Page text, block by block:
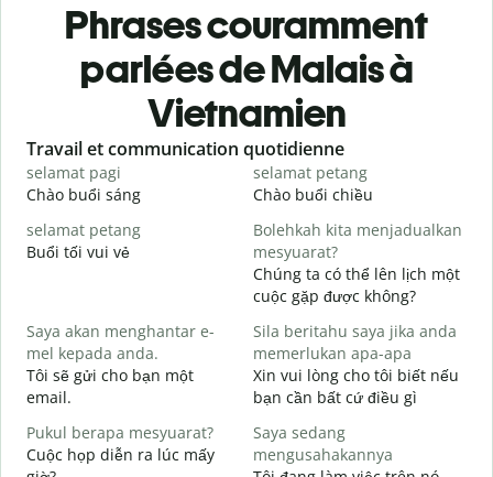
Phrases couramment
parlées de Malais à
Vietnamien
Slide 1 of 6
Travail et communication quotidienne
selamat pagi
Chào buổi sáng
selamat petang
Chào buổi chiều
selamat petang
Buổi tối vui vẻ
Bolehkah kita menjadualkan
mesyuarat?
Chúng ta có thể lên lịch một
cuộc gặp được không?
Saya akan menghantar e-
mel kepada anda.
Tôi sẽ gửi cho bạn một
email.
Sila beritahu saya jika anda
memerlukan apa-apa
Xin vui lòng cho tôi biết nếu
bạn cần bất cứ điều gì
Pukul berapa mesyuarat?
Cuộc họp diễn ra lúc mấy
Saya sedang
mengusahakannya